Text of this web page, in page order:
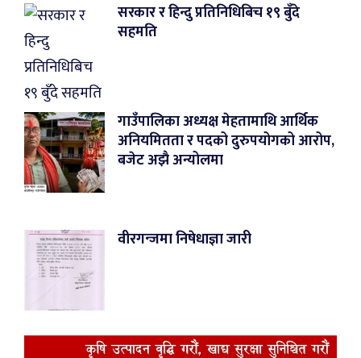
सरकार र हिन्दु प्रतिनिधिबिच १९ बुँदे
सहमति
गाउँपालिका अध्यक्ष मेहतामाथि आर्थिक
अनियमितता र पदको दुरुपयोगको आरोप,
बजेट अझै अन्योलमा
वीरगन्जमा निषेधाज्ञा जारी